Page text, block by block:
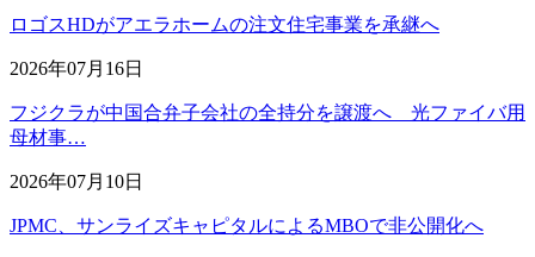
ロゴスHDがアエラホームの注文住宅事業を承継へ
2026年07月16日
フジクラが中国合弁子会社の全持分を譲渡へ 光ファイバ用
母材事…
2026年07月10日
JPMC、サンライズキャピタルによるMBOで非公開化へ